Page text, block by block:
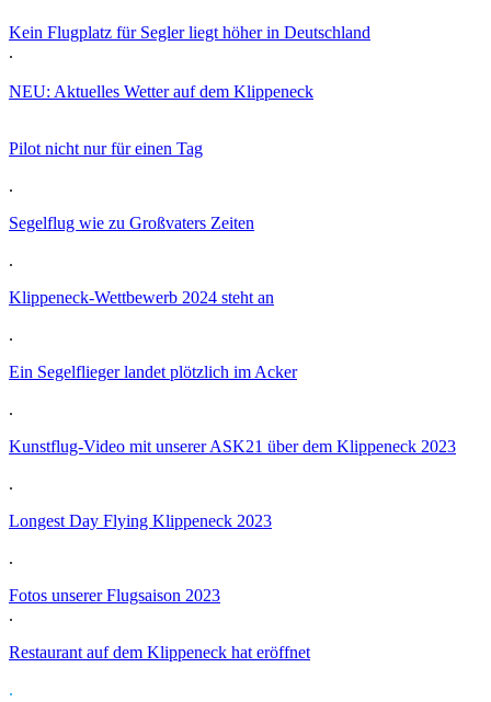
Kein Flugplatz für Segler liegt höher in Deutschland
.
NEU: Aktuelles Wetter auf dem Klippeneck
Pilot nicht nur für einen Tag
.
Segelflug wie zu Großvaters Zeiten
.
Klippeneck-Wettbewerb 2024 steht an
.
Ein Segelflieger landet plötzlich im Acker
.
Kunstflug-Video mit unserer ASK21 über dem Klippeneck 2023
.
Longest Day Flying Klippeneck 2023
.
Fotos unserer Flugsaison 2023
.
Restaurant auf dem Klippeneck hat eröffnet
.